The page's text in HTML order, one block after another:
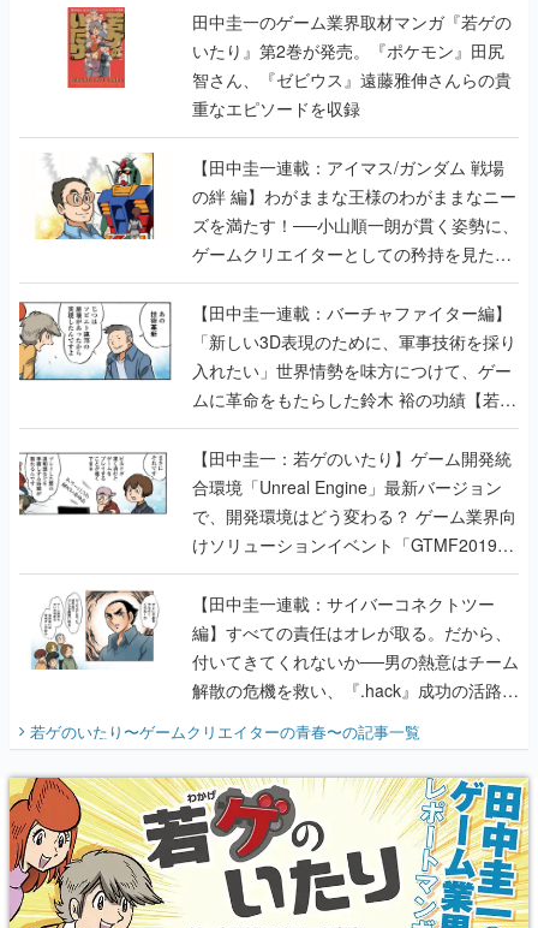
田中圭一のゲーム業界取材マンガ『若ゲの
いたり』第2巻が発売。『ポケモン』田尻
智さん、『ゼビウス』遠藤雅伸さんらの貴
重なエピソードを収録
【田中圭一連載：アイマス/ガンダム 戦場
の絆 編】わがままな王様のわがままなニー
ズを満たす！──小山順一朗が貫く姿勢に、
ゲームクリエイターとしての矜持を見た
【若ゲのいたり最終回】
【田中圭一連載：バーチャファイター編】
「新しい3D表現のために、軍事技術を採り
入れたい」世界情勢を味方につけて、ゲー
ムに革命をもたらした鈴木 裕の功績【若ゲ
のいたり】
【田中圭一：若ゲのいたり】ゲーム開発統
合環境「Unreal Engine」最新バージョン
で、開発環境はどう変わる？ ゲーム業界向
けソリューションイベント「GTMF2019」
に行って、より理解を深めよう【PR】
【田中圭一連載：サイバーコネクトツー
編】すべての責任はオレが取る。だから、
付いてきてくれないか──男の熱意はチーム
解散の危機を救い、『.hack』成功の活路を
開く。業界の快男児・松山 洋に流れる血は
『少年ジャンプ』色だった【若ゲのいた
り】
若ゲのいたり〜ゲームクリエイターの青春〜の記事一覧